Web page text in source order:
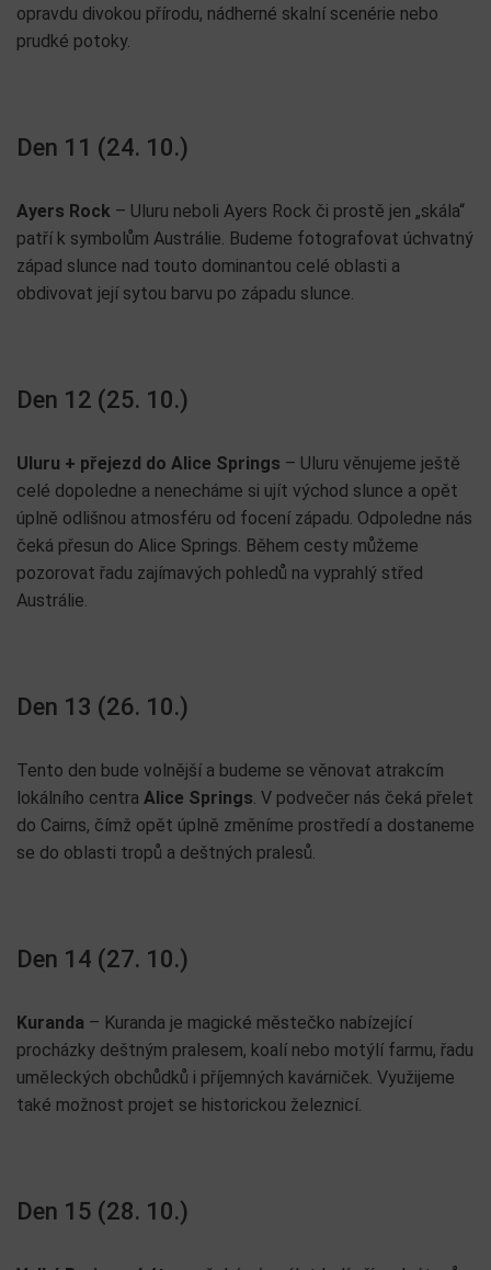
opravdu divokou přírodu, nádherné skalní scenérie nebo
prudké potoky.
Den 11 (24. 10.)
Ayers Rock – Uluru neboli Ayers Rock či prostě jen „skála“
patří k symbolům Austrálie. Budeme fotografovat úchvatný
západ slunce nad touto dominantou celé oblasti a
obdivovat její sytou barvu po západu slunce.
Den 12 (25. 10.)
Uluru + přejezd do Alice Springs – Uluru věnujeme ještě
celé dopoledne a nenecháme si ujít východ slunce a opět
úplně odlišnou atmosféru od focení západu. Odpoledne nás
čeká přesun do Alice Springs. Během cesty můžeme
pozorovat řadu zajímavých pohledů na vyprahlý střed
Austrálie.
Den 13 (26. 10.)
Tento den bude volnější a budeme se věnovat atrakcím
lokálního centra Alice Springs. V podvečer nás čeká přelet
do Cairns, čímž opět úplně změníme prostředí a dostaneme
se do oblasti tropů a deštných pralesů.
Den 14 (27. 10.)
Kuranda – Kuranda je magické městečko nabízející
procházky deštným pralesem, koalí nebo motýlí farmu, řadu
uměleckých obchůdků i příjemných kavárniček. Využijeme
také možnost projet se historickou železnicí.
Den 15 (28. 10.)